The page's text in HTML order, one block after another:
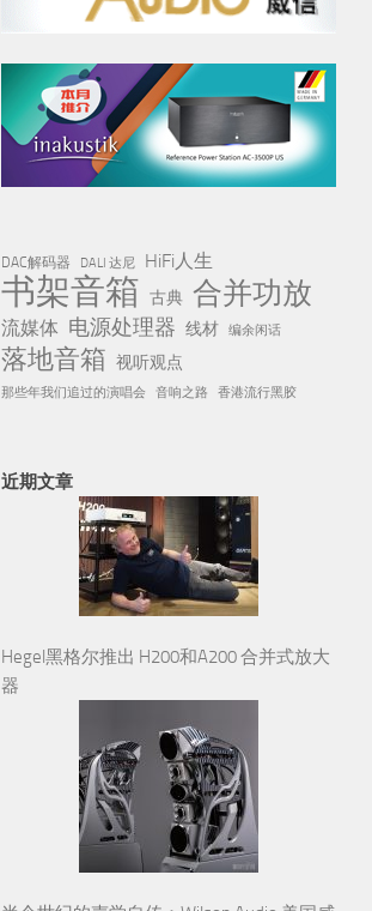
DAC解码器 DALI 达尼 HiFi人生
书架音箱 古典 合并功放
流媒体 电源处理器 线材 编余闲话
落地音箱 视听观点
那些年我们追过的演唱会 音响之路 香港流行黑胶
近期文章
Hegel黑格尔推出 H200和A200 合并式放大
器